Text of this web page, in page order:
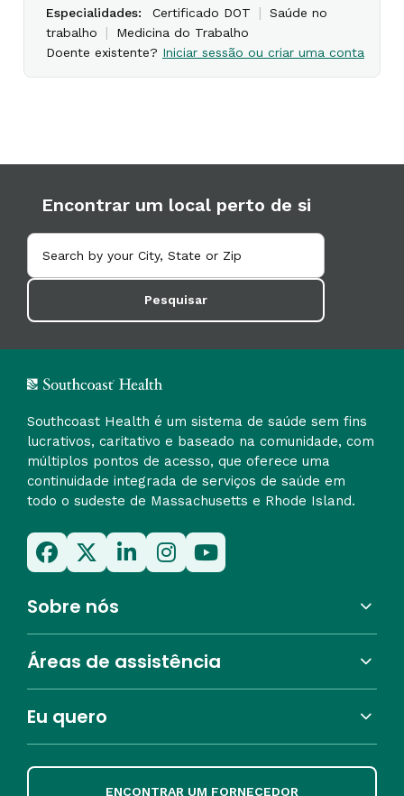
Especialidades: Certificado DOT |
Saúde no
trabalho
|
Medicina do Trabalho
Doente existente? Iniciar sessão ou criar uma conta
Encontrar um local perto de si
Pesquisar
Southcoast Health é um sistema de saúde sem fins
lucrativos, caritativo e baseado na comunidade, com
múltiplos pontos de acesso, que oferece uma
continuidade integrada de serviços de saúde em
todo o sudeste de Massachusetts e Rhode Island.
Sobre nós
Áreas de assistência
Eu quero
ENCONTRAR UM FORNECEDOR